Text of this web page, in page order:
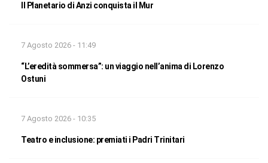
Il Planetario di Anzi conquista il Mur
7 Agosto 2026 - 11:49
“L’eredità sommersa”: un viaggio nell’anima di Lorenzo
Ostuni
7 Agosto 2026 - 10:35
Teatro e inclusione: premiati i Padri Trinitari